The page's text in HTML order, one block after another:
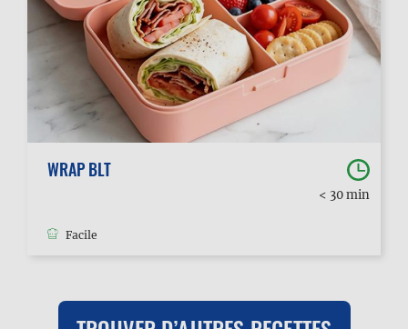
WRAP BLT
< 30 min
Facile